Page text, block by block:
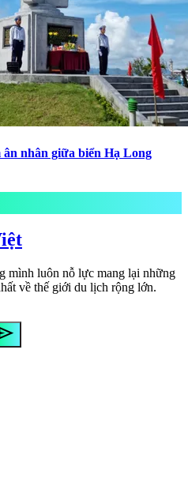
nhân giữa biển Hạ Long
mình luôn nỗ lực mang lại những
về thế giới du lịch rộng lớn.